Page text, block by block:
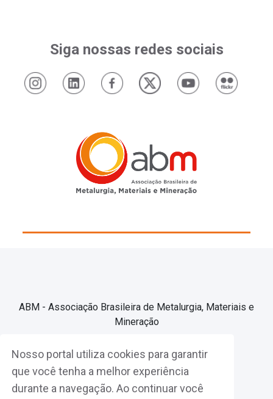
Nosso portal utiliza cookies para garantir
que você tenha a melhor experiência
durante a navegação. Ao continuar você
Siga nossas redes sociais
ABM - Associação Brasileira de Metalurgia, Materiais e
Mineração
Associe-se